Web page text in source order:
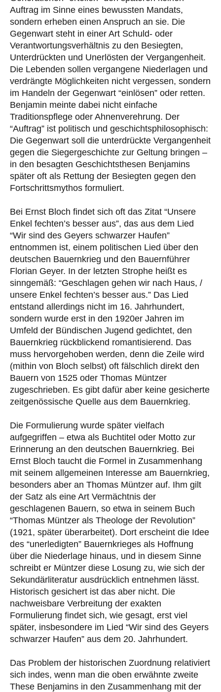
Auftrag im Sinne eines bewussten Mandats,
sondern erheben einen Anspruch an sie. Die
Gegenwart steht in einer Art Schuld- oder
Verantwortungsverhältnis zu den Besiegten,
Unterdrückten und Unerlösten der Vergangenheit.
Die Lebenden sollen vergangene Niederlagen und
verdrängte Möglichkeiten nicht vergessen, sondern
im Handeln der Gegenwart “einlösen” oder retten.
Benjamin meinte dabei nicht einfache
Traditionspflege oder Ahnenverehrung. Der
“Auftrag” ist politisch und geschichtsphilosophisch:
Die Gegenwart soll die unterdrückte Vergangenheit
gegen die Siegergeschichte zur Geltung bringen –
in den besagten Geschichtsthesen Benjamins
später oft als Rettung der Besiegten gegen den
Fortschrittsmythos formuliert.
Bei Ernst Bloch findet sich oft das Zitat “Unsere
Enkel fechten’s besser aus”, das aus dem Lied
“Wir sind des Geyers schwarzer Haufen”
entnommen ist, einem politischen Lied über den
deutschen Bauernkrieg und den Bauernführer
Florian Geyer. In der letzten Strophe heißt es
sinngemäß: “Geschlagen gehen wir nach Haus, /
unsere Enkel fechten’s besser aus.” Das Lied
entstand allerdings nicht im 16. Jahrhundert,
sondern wurde erst in den 1920er Jahren im
Umfeld der Bündischen Jugend gedichtet, den
Bauernkrieg rückblickend romantisierend. Das
muss hervorgehoben werden, denn die Zeile wird
(mithin von Bloch selbst) oft fälschlich direkt den
Bauern von 1525 oder Thomas Müntzer
zugeschrieben. Es gibt dafür aber keine gesicherte
zeitgenössische Quelle aus dem Bauernkrieg.
Die Formulierung wurde später vielfach
aufgegriffen – etwa als Buchtitel oder Motto zur
Erinnerung an den deutschen Bauernkrieg. Bei
Ernst Bloch taucht die Formel in Zusammenhang
mit seinem allgemeinen Interesse am Bauernkrieg,
besonders aber an Thomas Müntzer auf. Ihm gilt
der Satz als eine Art Vermächtnis der
geschlagenen Bauern, so etwa in seinem Buch
“Thomas Müntzer als Theologe der Revolution”
(1921, später überarbeitet). Dort erscheint die Idee
des “unerledigten” Bauernkrieges als Hoffnung
über die Niederlage hinaus, und in diesem Sinne
schreibt er Müntzer diese Losung zu, wie sich der
Sekundärliteratur ausdrücklich entnehmen lässt.
Historisch gesichert ist das aber nicht. Die
nachweisbare Verbreitung der exakten
Formulierung findet sich, wie gesagt, erst viel
später, insbesondere im Lied “Wir sind des Geyers
schwarzer Haufen” aus dem 20. Jahrhundert.
Das Problem der historischen Zuordnung relativiert
sich indes, wenn man die oben erwähnte zweite
These Benjamins in den Zusammenhang mit der